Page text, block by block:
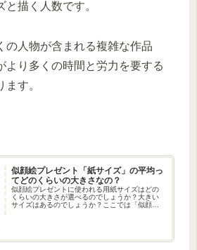
と描く人数です。
の人物が含まれる複雑な作品
より多くの時間と労力を要する
す。
似顔絵プレゼント「紙サイズ」の平均っ
てどのくらいの大きさなの？
似顔絵プレゼントに使われる用紙サイズはどの
くらいの大きさが選べるのでしょうか？大きい
サイズはあるのでしょうか？ここでは「似顔絵